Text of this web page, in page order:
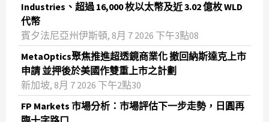
Industries、超過 16,000 枚以太幣及近 3.02 億枚 WLD
代幣
賓夕法尼亞州伊斯頓, 8月 7 2026 下午3點08
MetaOptics聚焦推進超透鏡商業化 撤回納斯達克上市
申請 並押後於美國作雙重上市之計劃
新加坡, 8月 7 2026 下午2點30
FP Markets 市場分析：市場評估下一步走勢，日圓再